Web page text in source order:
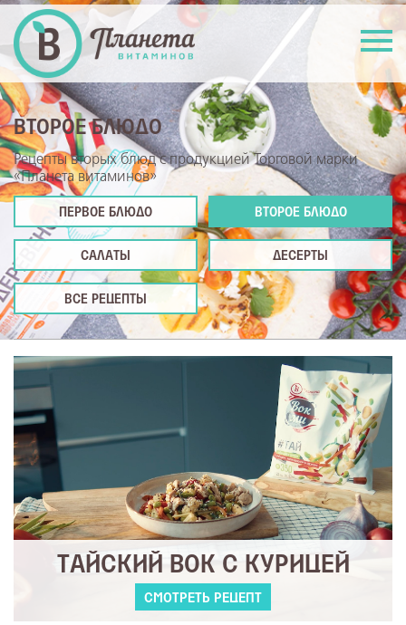
ВТОРОЕ БЛЮДО
Рецепты вторых блюд с продукцией Торговой марки
«Планета витаминов»
ПЕРВОЕ БЛЮДО ВТОРОЕ БЛЮДО
САЛАТЫ ДЕСЕРТЫ
ВСЕ РЕЦЕПТЫ
ТАЙСКИЙ ВОК С КУРИЦЕЙ
СМОТРЕТЬ РЕЦЕПТ